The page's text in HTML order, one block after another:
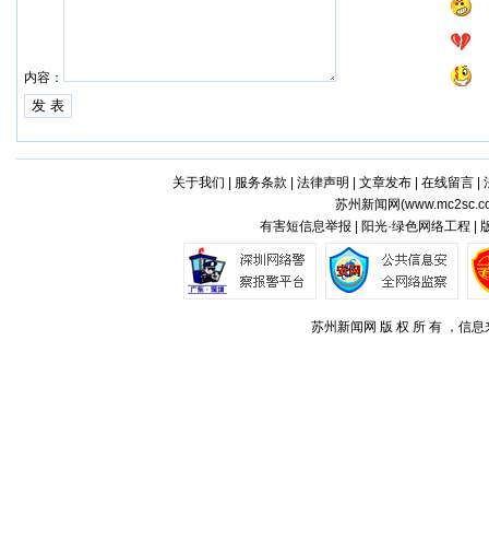
内容：
关于我们 服务条款 法律声明 文章发布| 在线留言|
苏州新闻网(
有害短信息举报 | 阳光·绿色网络工程 |
苏州新闻网 版 权 所 有 ，信